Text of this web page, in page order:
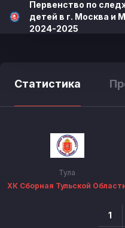
Первенство по
детей в г. Москва и
2024-2025
Статистика
Тула
ХК Сборная Тульской
1